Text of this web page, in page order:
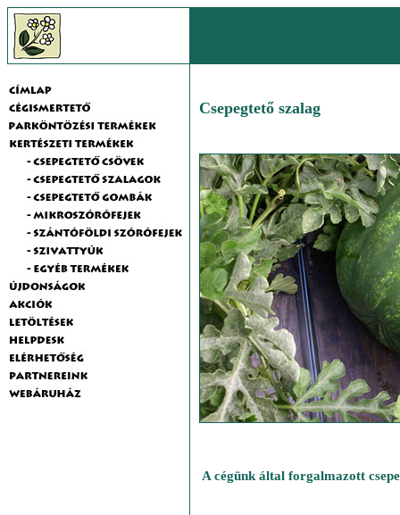
Csepegtető szalag
A cégünk által forgalmazott